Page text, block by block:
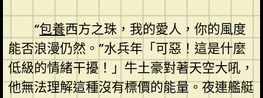
“包養西方之珠，我的愛人，你的風度
能否浪漫仍然。”水兵年「可惡！這是什麼
低級的情緒干擾！」牛土豪對著天空大吼，
他無法理解這種沒有標價的能量。夜連艦艇